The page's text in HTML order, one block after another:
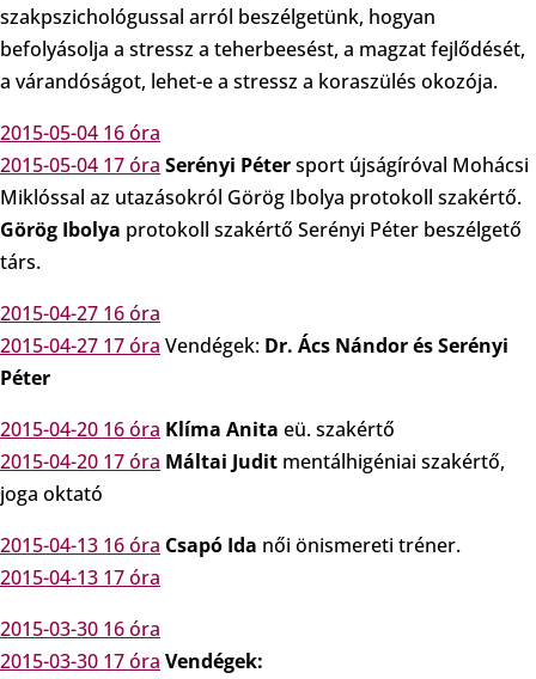
szakpszichológussal arról beszélgetünk, hogyan
befolyásolja a stressz a teherbeesést, a magzat fejlődését,
a várandóságot, lehet-e a stressz a koraszülés okozója.
2015-05-04 16 óra
2015-05-04 17 óra Serényi Pétersport újságíróval Mohácsi
Miklóssal az utazásokról Görög Ibolya protokoll szakértő.
Görög Ibolya protokoll szakértő Serényi Péter beszélgető
társ.
2015-04-27 16 óra
2015-04-27 17 óra Vendégek: Dr. Ács Nándor ésSerényi
Péter
2015-04-20 16 óra Klíma Anita eü. szakértő
2015-04-20 17 óra Máltai Judit mentálhigéniai szakértő,
joga oktató
2015-04-13 16 óra Csapó Ida női önismereti tréner.
2015-04-13 17 óra
2015-03-30 16 óra
2015-03-30 17 óra Vendégek: